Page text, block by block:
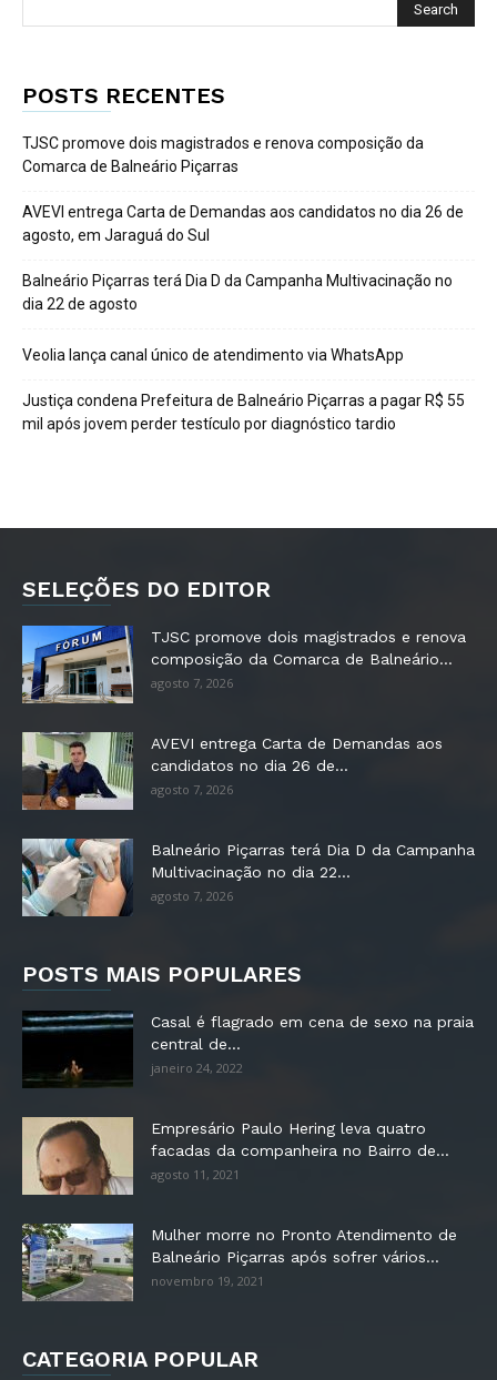
POSTS RECENTES
TJSC promove dois magistrados e renova composição da
Comarca de Balneário Piçarras
AVEVI entrega Carta de Demandas aos candidatos no dia 26 de
agosto, em Jaraguá do Sul
Balneário Piçarras terá Dia D da Campanha Multivacinação no
dia 22 de agosto
Veolia lança canal único de atendimento via WhatsApp
Justiça condena Prefeitura de Balneário Piçarras a pagar R$ 55
mil após jovem perder testículo por diagnóstico tardio
SELEÇÕES DO EDITOR
TJSC promove dois magistrados e renova
composição da Comarca de Balneário...
agosto 7, 2026
AVEVI entrega Carta de Demandas aos
candidatos no dia 26 de...
agosto 7, 2026
Balneário Piçarras terá Dia D da Campanha
Multivacinação no dia 22...
agosto 7, 2026
POSTS MAIS POPULARES
Casal é flagrado em cena de sexo na praia
central de...
janeiro 24, 2022
Empresário Paulo Hering leva quatro
facadas da companheira no Bairro de...
agosto 11, 2021
Mulher morre no Pronto Atendimento de
Balneário Piçarras após sofrer vários...
novembro 19, 2021
CATEGORIA POPULAR